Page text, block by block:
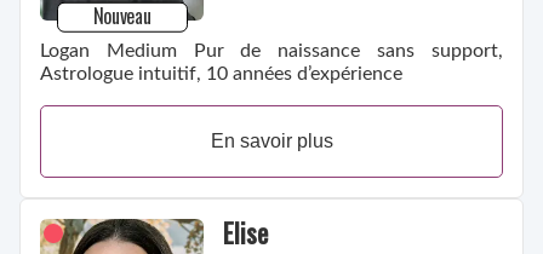
Nouveau
Logan Medium Pur de naissance sans support,
Astrologue intuitif, 10 années d’expérience
En savoir plus
Elise